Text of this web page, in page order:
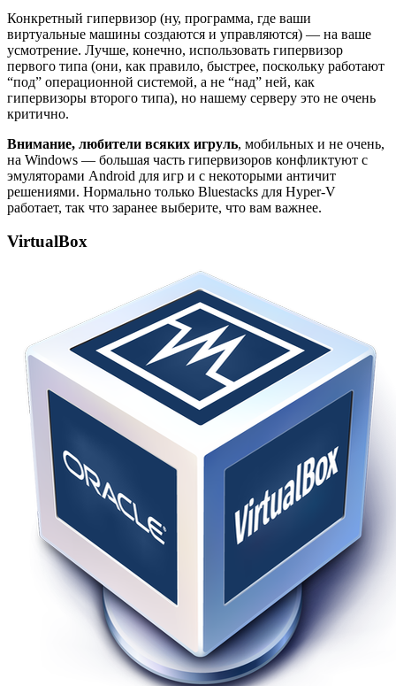
Конкретный гипервизор (ну, программа, где ваши
виртуальные машины создаются и управляются) — на ваше
усмотрение. Лучше, конечно, использовать гипервизор
первого типа (они, как правило, быстрее, поскольку работают
“под” операционной системой, а не “над” ней, как
гипервизоры второго типа), но нашему серверу это не очень
критично.
Внимание, любители всяких игруль, мобильных и не очень,
на Windows — большая часть гипервизоров конфликтуют с
эмуляторами Android для игр и с некоторыми античит
решениями. Нормально только Bluestacks для Hyper-V
работает, так что заранее выберите, что вам важнее.
VirtualBox